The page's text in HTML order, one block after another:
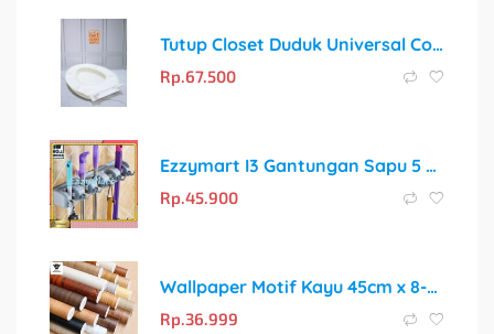
Tutup Closet Duduk Universal Cocok Semua Merk Komplit + Baut
Rp.67.500
Ezzymart I3 Gantungan Sapu 5 Slot Hook Alat Pel Mop Magic Holder Serbaguna
Rp.45.900
Wallpaper Motif Kayu 45cm x 8-9m / Dekorasi Stiker Dinding
Rp.36.999